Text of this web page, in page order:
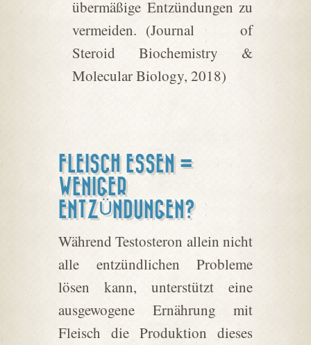
übermäßige Entzündungen zu
vermeiden. (Journal of
Steroid Biochemistry &
Molecular Biology, 2018)
FLEISCH ESSEN =
WENIGER
ENTZÜNDUNGEN?
Während Testosteron allein nicht
alle entzündlichen Probleme
lösen kann, unterstützt eine
ausgewogene Ernährung mit
Fleisch die Produktion dieses